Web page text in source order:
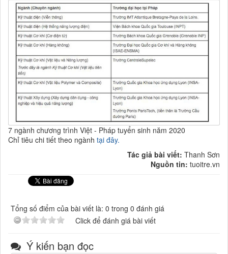
7 ngành chương trình Việt - Pháp tuyển sinh năm 2020
Chỉ tiêu chi tiết theo ngành tại đây.
Tác giả bài viết: Thanh Sơn
Nguồn tin: tuoitre.vn
Tổng số điểm của bài viết là: 0 trong 0 đánh giá
Click để đánh giá bài viết
Ý kiến bạn đọc